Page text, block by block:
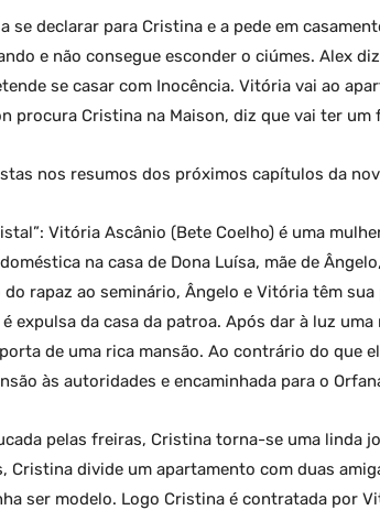
se declarar para Cristina e a pede em
e não consegue esconder o ciúmes. Alex
se casar com Inocência. Vitória vai ao
procura Cristina na Maison, diz que vai ter um
nos resumos dos próximos capítulos da
Vitória Ascânio (Bete Coelho) é uma
na casa de Dona Luísa, mãe de
rapaz ao seminário, Ângelo e Vitória têm
expulsa da casa da patroa. Após dar à luz
de uma rica mansão. Ao contrário do que
às autoridades e encaminhada para o
pelas freiras, Cristina torna-se uma linda
Cristina divide um apartamento com duas
ser modelo. Logo Cristina é contratada por